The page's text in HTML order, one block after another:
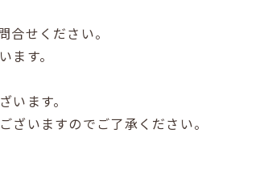
合せください。
ます。
います。
ざいますのでご了承ください。